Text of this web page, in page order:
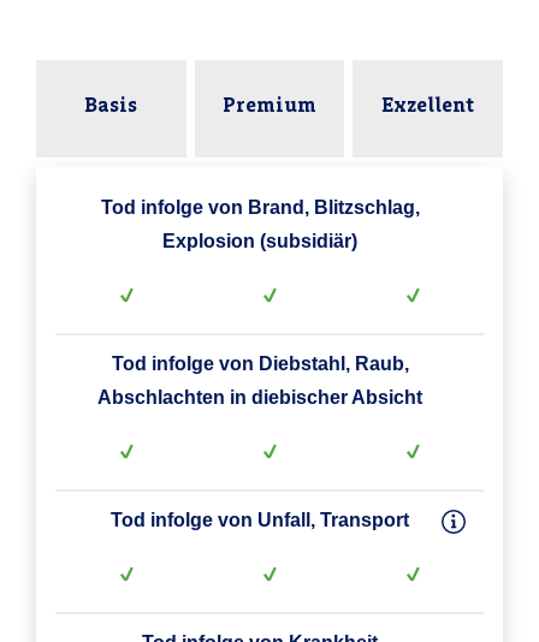
Basis Premium Exzellent
Tod infolge von Brand, Blitzschlag,
Explosion (subsidiär)
Tod infolge von Diebstahl, Raub,
Abschlachten in diebischer Absicht
Tod infolge von Unfall, Transport